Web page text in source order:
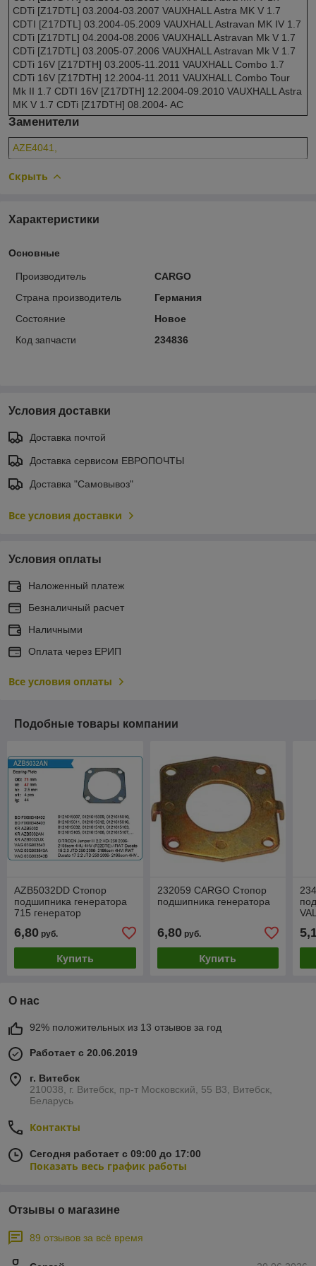
CDTi [Z17DTL] 03.2004-03.2007 VAUXHALL Astra MK V 1.7
CDTI [Z17DTL] 03.2004-05.2009 VAUXHALL Astravan MK IV 1.7
CDTi [Z17DTL] 04.2004-08.2006 VAUXHALL Astravan Mk V 1.7
CDTi [Z17DTL] 03.2005-07.2006 VAUXHALL Astravan Mk V 1.7
CDTi 16V [Z17DTH] 03.2005-11.2011 VAUXHALL Combo 1.7
CDTi 16V [Z17DTH] 12.2004-11.2011 VAUXHALL Combo Tour
Mk II 1.7 CDTI 16V [Z17DTH] 12.2004-09.2010 VAUXHALL Astra
MK V 1.7 CDTi [Z17DTH] 08.2004- AC
Заменители
AZE4041,
Скрыть
Характеристики
Основные
Производитель
CARGO
Страна производитель
Германия
Состояние
Новое
Код запчасти
234836
Условия доставки
Доставка почтой
Доставка сервисом ЕВРОПОЧТЫ
Доставка "Самовывоз"
Все условия доставки
Условия оплаты
Наложенный платеж
Безналичный расчет
Наличными
Оплата через ЕРИП
Все условия оплаты
Подобные товары компании
AZB5032DD Стопор
подшипника генератора
715 генератор
6,80 руб.
Купить
232059 CARGO Стопор
подшипника генератора
6,80руб.
Купить
О нас
92% положительных из 13 отзывов за год
Работает с 20.06.2019
г. Витебск
210038, г. Витебск, пр-т Московский, 55 B3, Витебск,
Беларусь
Контакты
Сегодня работает с 09:00 до 17:00
Показать весь график работы
Отзывы о магазине
89 отзывов за всё время